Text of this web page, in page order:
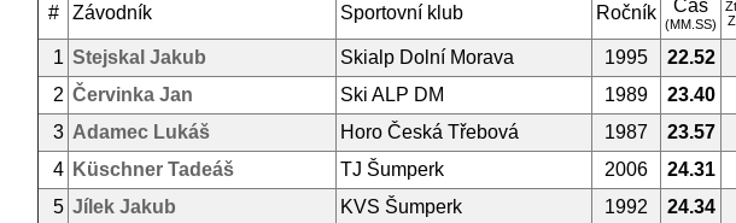
#
Závodník Sportovní klub Ročník Čas
(MM.SS)
1 Stejskal Jakub Skialp Dolní Morava 1995 22.52
2 Červinka Jan Ski ALP DM 1989 23.40
3 Adamec Lukáš Horo Česká Třebová 1987 23.57
4 Küschner Tadeáš TJ Šumperk 2006 24.31
5 Jílek Jakub KVS Šumperk 1992 24.34